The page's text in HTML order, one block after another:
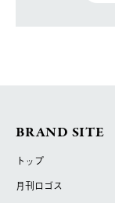
BRAND SITE
トップ
月刊ロゴス